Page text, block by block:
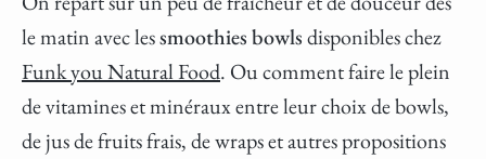
le matin avec lessmoothies bowlsdisponibles chez
Funk you Natural Food. Ou comment faire le plein
de vitamines et minéraux entre leur choix de bowls,
de jus de fruits frais, de wraps et autres propositions